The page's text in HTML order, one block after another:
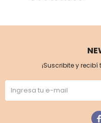
¡Suscribite y
